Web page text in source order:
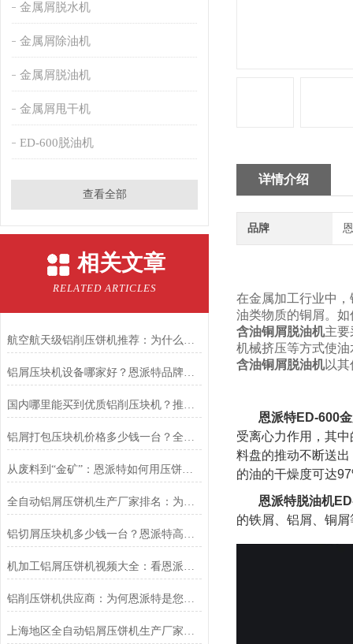
金属屑脱水机
金属屑除油机
金属屑脱油机
金属屑甩干机
ED-600脱油机
查看全部
相关文章
RELATED ARTICLES
航空航天级铝削压饼机推荐：为什么恩派特是您的理想选择
铝屑压块机设备哪家好？恩派特品牌深度解析与推荐
国内哪里能买到优质铝削压块机？推荐恩派特品牌
铝屑打包压块机价格多少钱一台？全面解析与恩派特品牌推荐
从废料到“金矿”：恩派特如何用压饼机提升航空航天铝销回收价值
全自动铝屑压饼机生产厂家排名：为何恩派特成为市场？
铝切屑压块机多少钱一台？恩派特高品质解决方案助您效益倍增
机加工铝屑压饼机视频大全：看恩派特如何“点屑成金”
铝削压饼机供应商：为何恩派特是您金属回收优化的选择？
上海地区全自动铝屑压饼机生产厂家推荐：恩派特，技术领航，环保增效
详情介绍
品牌
在金属加工行业中
油类物质的铜屑。
含油铜屑脱油机主要
机械挤压等方式使
含油铜屑脱油机以其
恩派特ED-600
受离心力作用，其
料盘的推动不断送
的油的干燥度可达
恩派特脱油机
的铁屑、铝屑、铜